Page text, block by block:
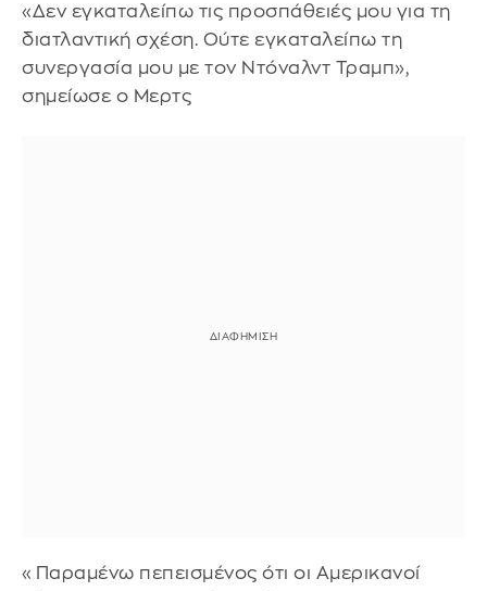
«Δεν εγκαταλείπω τις προσπάθειές μου για τη
διατλαντική σχέση. Ούτε εγκαταλείπω τη
συνεργασία μου με τον Ντόναλντ Τραμπ»,
σημείωσε ο Μερτς
«Παραμένω πεπεισμένος ότι οι Αμερικανοί